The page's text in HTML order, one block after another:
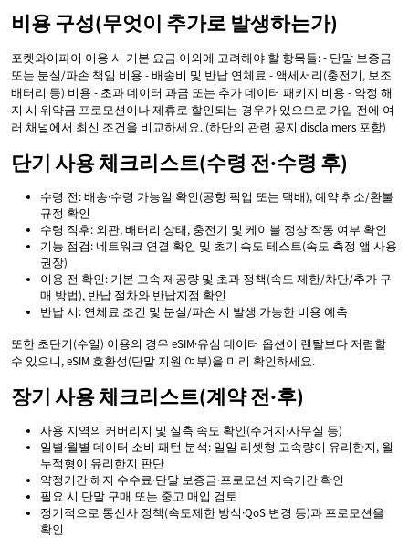
비용 구성(무엇이 추가로 발생하는가)
포켓와이파이 이용 시 기본 요금 이외에 고려해야 할 항목들: - 단말 보증금
또는 분실/파손 책임 비용 - 배송비 및 반납 연체료 - 액세서리(충전기, 보조
배터리 등) 비용 - 초과 데이터 과금 또는 추가 데이터 패키지 비용 - 약정 해
지 시 위약금 프로모션이나 제휴로 할인되는 경우가 있으므로 가입 전에 여
러 채널에서 최신 조건을 비교하세요. (하단의 관련 공지 disclaimers 포함)
단기 사용 체크리스트(수령 전·수령 후)
수령 전: 배송·수령 가능일 확인(공항 픽업 또는 택배), 예약 취소/환불
규정 확인
수령 직후: 외관, 배터리 상태, 충전기 및 케이블 정상 작동 여부 확인
기능 점검: 네트워크 연결 확인 및 초기 속도 테스트(속도 측정 앱 사용
권장)
이용 전 확인: 기본 고속 제공량 및 초과 정책(속도 제한/차단/추가 구
매 방법), 반납 절차와 반납지점 확인
반납 시: 연체료 조건 및 분실/파손 시 발생 가능한 비용 예측
또한 초단기(수일) 이용의 경우 eSIM·유심 데이터 옵션이 렌탈보다 저렴할
수 있으니, eSIM 호환성(단말 지원 여부)을 미리 확인하세요.
장기 사용 체크리스트(계약 전·후)
사용 지역의 커버리지 및 실측 속도 확인(주거지·사무실 등)
일별·월별 데이터 소비 패턴 분석: 일일 리셋형 고속량이 유리한지, 월
누적형이 유리한지 판단
약정기간·해지 수수료·단말 보증금·프로모션 지속기간 확인
필요 시 단말 구매 또는 중고 매입 검토
정기적으로 통신사 정책(속도제한 방식·QoS 변경 등)과 프로모션을
확인